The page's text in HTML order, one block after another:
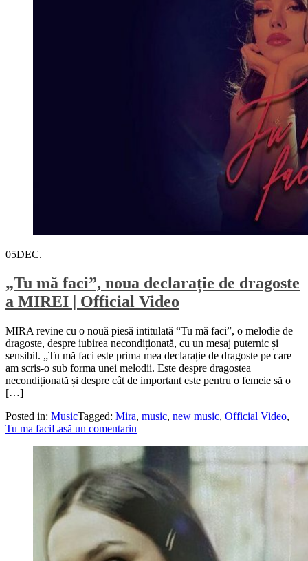
05DEC.
„Tu mă faci”, noua declarație de dragoste
a MIREI | Official Video
MIRA revine cu o nouă piesă intitulată “Tu mă faci”, o melodie de
dragoste, despre iubirea necondiționată, cu un mesaj puternic și
sensibil. „Tu mă faci este prima mea declarație de dragoste pe care
am scris-o sub forma unei melodii. Este despre dragostea
necondiționată și despre cât de important este pentru o femeie să o
[…]
Posted in: MusicTagged: Mira, music, new music, Official Video,
Tu ma faciLasă un comentariu